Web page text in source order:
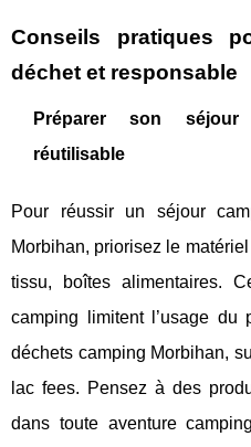
Conseils pratiques
déchet et responsable
Préparer son
réutilisable
Pour réussir un séjour
Morbihan, priorisez le
tissu, boîtes alimentaires.
camping limitent l’usage
déchets camping Morbihan,
lac fees. Pensez à des
dans toute aventure